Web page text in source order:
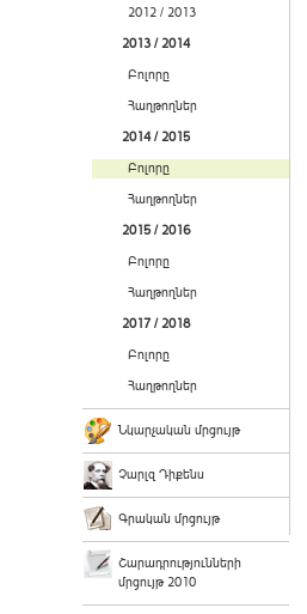
2012 / 2013
2013 / 2014
Բոլորը
Հաղթողներ
2014 / 2015
Բոլորը
Հաղթողներ
2015 / 2016
Բոլորը
Հաղթողներ
2017 / 2018
Բոլորը
Հաղթողներ
Նկարչական մրցույթ
Չարլզ Դիքենս
Գրական մրցույթ
Շարադրությունների
մրցույթ 2010